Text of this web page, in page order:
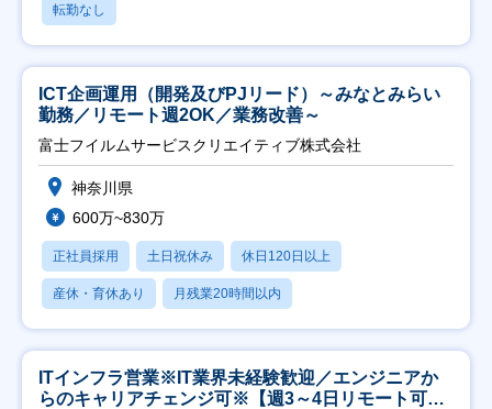
転勤なし
ICT企画運用（開発及びPJリード）～みなとみらい
勤務／リモート週2OK／業務改善～
富士フイルムサービスクリエイティブ株式会社
神奈川県
600万~830万
正社員採用 土日祝休み 休日120日以上
産休・育休あり 月残業20時間以内
ITインフラ営業※IT業界未経験歓迎／エンジニアか
らのキャリアチェンジ可※【週3～4日リモート可